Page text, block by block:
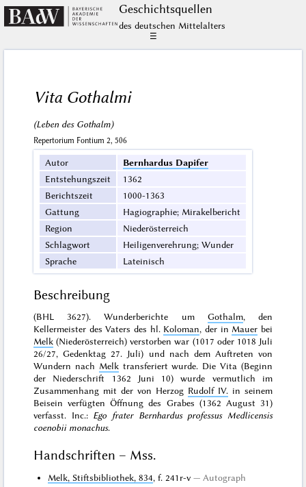
Geschichts­quellen
des deutschen Mittelalters
☰
Vita Gothalmi
(Leben des Gothalm)
Repertorium Fontium 2, 506
Autor
Bernhardus Dapifer
Entstehungszeit
1362
Berichtszeit
1000-1363
Gattung
Hagiographie; Mirakelbericht
Region
Niederösterreich
Schlagwort
Heiligenverehrung; Wunder
Sprache
Lateinisch
Beschreibung
(BHL 3627). Wunderberichte um Gothalm, den
Kellermeister des Vaters des hl. Koloman, der in Mauer bei
Melk (Niederösterreich) verstorben war (1017 oder 1018 Juli
26/27, Gedenktag 27. Juli) und nach dem Auftreten von
Wundern nach Melktransferiert wurde. Die Vita (Beginn
der Niederschrift 1362 Juni 10) wurde vermutlich im
Zusammenhang mit der von Herzog Rudolf IV.in seinem
Beisein verfügten Öffnung des Grabes (1362 August 31)
verfasst. Inc.: Ego frater Bernhardus professus Medlicensis
coenobii monachus.
Handschriften – Mss.
Melk, Stiftsbibliothek, 834, f. 241r-v
Autograph